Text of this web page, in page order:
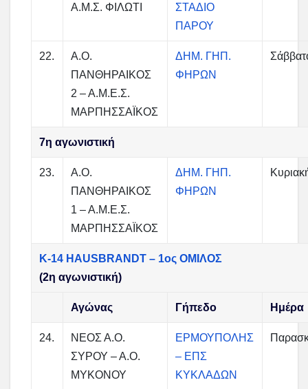
Α.Μ.Σ. ΦΙΛΩΤΙ
ΣΤΑΔΙΟ
ΠΑΡΟΥ
22.
Α.Ο.
ΠΑΝΘΗΡΑΙΚΟΣ
2 – Α.Μ.Ε.Σ.
ΜΑΡΠΗΣΣΑΪΚΟΣ
ΔΗΜ. ΓΗΠ.
ΦΗΡΩΝ
7η αγωνιστική
23.
Α.Ο.
ΠΑΝΘΗΡΑΙΚΟΣ
1 – Α.Μ.Ε.Σ.
ΜΑΡΠΗΣΣΑΪΚΟΣ
ΔΗΜ. ΓΗΠ.
ΦΗΡΩΝ
Κ-14 HAUSBRANDT – 1ος ΟΜΙΛΟΣ
(2η αγωνιστική)
Αγώνας Γήπεδο Ημέρα
24.
ΝΕΟΣ Α.Ο.
ΣΥΡΟΥ – Α.Ο.
ΜΥΚΟΝΟΥ
ΕΡΜΟΥΠΟΛΗΣ
– ΕΠΣ
ΚΥΚΛΑΔΩΝ